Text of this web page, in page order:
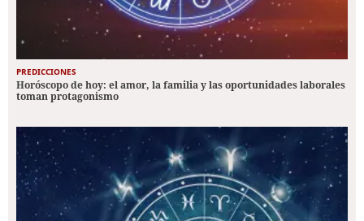
PREDICCIONES
Horóscopo de hoy: el amor, la familia y las oportunidades laborales
toman protagonismo